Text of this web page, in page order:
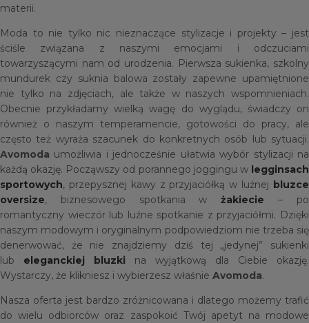
materii.
Moda to nie tylko nic nieznaczące stylizacje i projekty – jest
ściśle związana z naszymi emocjami i odczuciami
towarzyszącymi nam od urodzenia. Pierwsza sukienka, szkolny
mundurek czy suknia balowa zostały zapewne upamiętnione
nie tylko na zdjęciach, ale także w naszych wspomnieniach.
Obecnie przykładamy wielką wagę do wyglądu, świadczy on
również o naszym temperamencie, gotowości do pracy, ale
często też wyraża szacunek do konkretnych osób lub sytuacji.
Avomoda umożliwia i jednocześnie ułatwia wybór stylizacji na
każdą okazję. Począwszy od porannego joggingu w legginsach
sportowych, przepysznej kawy z przyjaciółką w luźnej bluzce
oversize, biznesowego spotkania wżakiecie – po
romantyczny wieczór lub luźne spotkanie z przyjaciółmi. Dzięki
naszym modowym i oryginalnym podpowiedziom nie trzeba się
denerwować, że nie znajdziemy dziś tej „jedynej” sukienki
lub eleganckiej bluzki na wyjątkową dla Ciebie okazję.
Wystarczy, że klikniesz i wybierzesz właśnie Avomoda.
Nasza oferta jest bardzo zróżnicowana i dlatego możemy trafić
do wielu odbiorców oraz zaspokoić Twój apetyt na modowe